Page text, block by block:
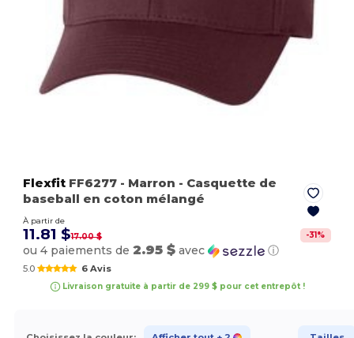
Flexfit FF6277 - Marron - Casquette de
baseball en coton mélangé
À partir de
11.81 $17.00 $ -31 %
ou 4 paiements de2.95 $ avec ⓘ
5.0 6 Avis
Livraison gratuite à partir de 299 $ pour cet entrepôt !